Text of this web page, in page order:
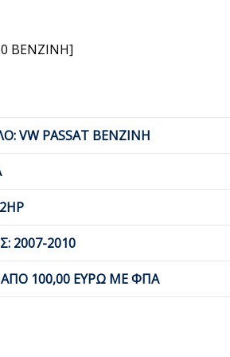
BENZINH]
VW PASSAT BENZINH
2007-2010
ΑΠΟ 100,00 ΕΥΡΩ ΜΕ ΦΠΑ